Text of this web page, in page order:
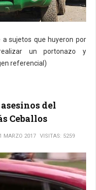
a sujetos que huyeron por
un portonazo y
referencial)
del
Ceballos
MARZO 2017 VISITAS: 5259